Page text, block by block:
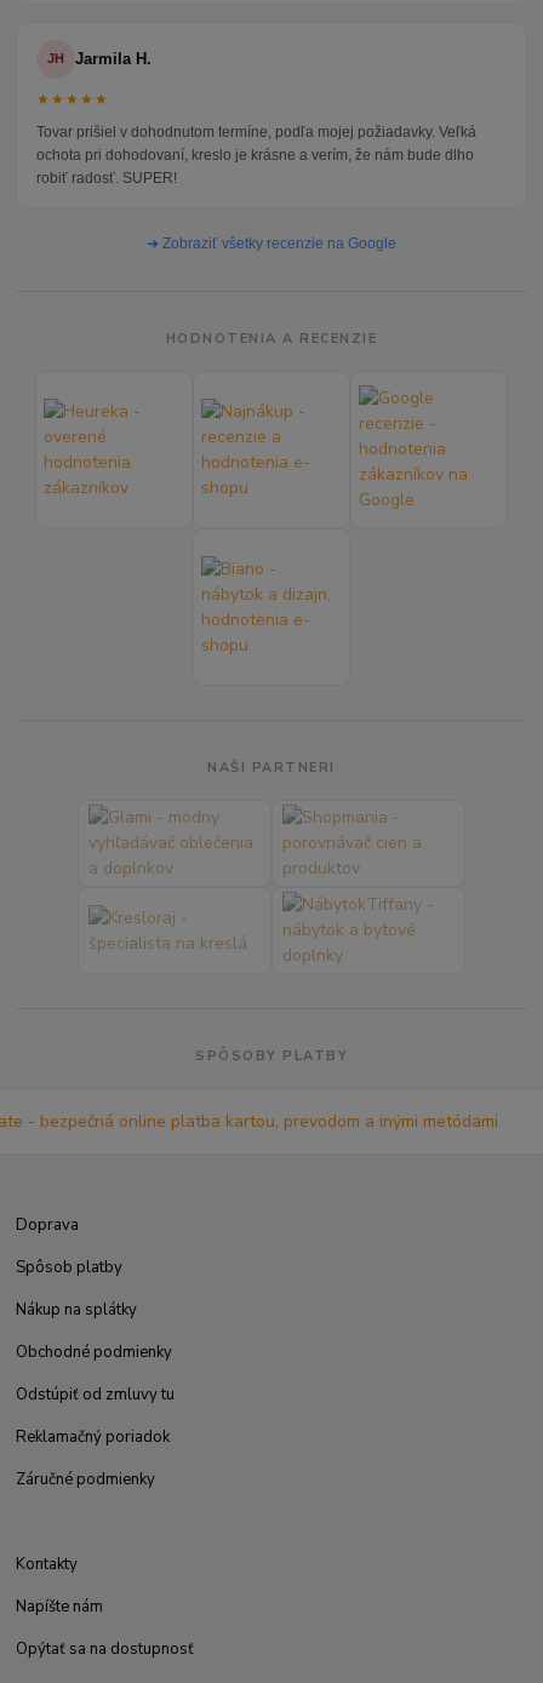
JH Jarmila H.
★★★★★
Tovar prišiel v dohodnutom termíne, podľa mojej požiadavky. Veľká
ochota pri dohodovaní, kreslo je krásne a verím, že nám bude dlho
robiť radosť. SUPER!
➜ Zobraziť všetky recenzie na Google
HODNOTENIA A RECENZIE
NAŠI PARTNERI
SPÔSOBY PLATBY
Doprava
Spôsob platby
Nákup na splátky
Obchodné podmienky
Odstúpiť od zmluvy tu
Reklamačný poriadok
Záručné podmienky
Kontakty
Napíšte nám
Opýtať sa na dostupnosť